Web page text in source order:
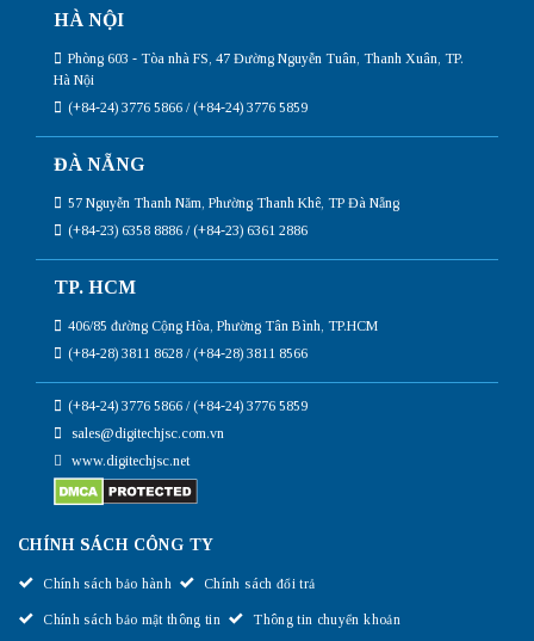
HÀ NỘI
Phòng 603 - Tòa nhà FS, 47 Đường Nguyễn Tuân, Thanh Xuân, TP.
Hà Nội
(+84-24) 3776 5866 / (+84-24) 3776 5859
ĐÀ NẴNG
57 Nguyễn Thanh Năm, Phường Thanh Khê, TP Đà Nẵng
(+84-23) 6358 8886 / (+84-23) 6361 2886
TP. HCM
406/85 đường Cộng Hòa, Phường Tân Bình, TP.HCM
(+84-28) 3811 8628 / (+84-28) 3811 8566
(+84-24) 3776 5866 / (+84-24) 3776 5859
sales@digitechjsc.com.vn
www.digitechjsc.net
CHÍNH SÁCH CÔNG TY
Chính sách bảo hành Chính sách đổi trả
Chính sách bảo mật thông tin Thông tin chuyển khoản